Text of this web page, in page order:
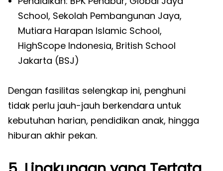
School, Sekolah Pembangunan Jaya,
Mutiara Harapan Islamic School,
HighScope Indonesia, British School
Jakarta (BSJ)
Dengan fasilitas selengkap ini, penghuni
tidak perlu jauh-jauh berkendara untuk
kebutuhan harian, pendidikan anak, hingga
hiburan akhir pekan.